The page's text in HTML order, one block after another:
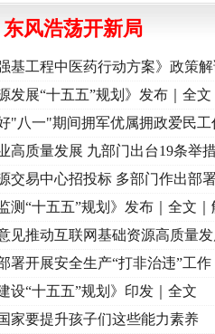
征程丨红船起航处 潮起..·[视频]一首歌的时
东风浩荡开新局
基工程中医药行动方案》政策
发展“十五五”规划》发布｜全文
"八一"期间拥军优属拥政爱民工
高质量发展 九部门出台19条举
交易中心招投标 多部门作出部
测“十五五”规划》发布｜全文｜
见推动互联网基础资源高质量发
署开展安全生产“打非治违”工作
设“十五五”规划》印发｜全文
家要提升孩子们这些能力素养